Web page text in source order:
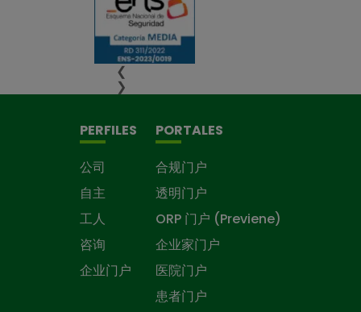
❮
❯
PERFILES
公司
自主
工人
咨询
企业门户
PORTALES
合规门户
透明门户
ORP 门户 (Previene)
企业家门户
医院门户
患者门户